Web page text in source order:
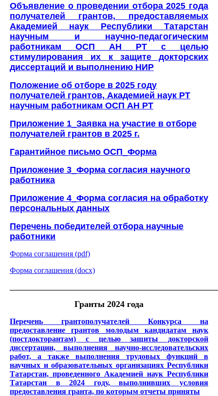
Объявление о проведении отбора 2025 года
получателей грантов, предоставляемых
Академией наук Республики Татарстан
научным и научно-педагогическим
работникам ОСП АН РТ с целью
стимулирования их к защите докторских
диссертаций и выполнению НИР
Положение об отборе в 2025 году
получателей грантов, Академией наук РТ
научным работникам ОСП АН РТ
Приложение 1_Заявка на участие в отборе
получателей грантов в 2025 г.
Гарантийное письмо ОСП_Форма
Приложение 3_Форма согласия научного
работника
Приложение 4_Форма согласия на обработку
персональных данных
Перечень победителей отбора научные
работники
Форма соглашения (pdf)
Форма соглашения (docx)
Гранты 2024 года
Перечень грантополучателей Конкурса на
предоставление грантов молодым кандидатам наук
(постдокторантам) с целью защиты докторской
диссертации, выполнения научно-исследовательских
работ, а также выполнения трудовых функций в
научных и образовательных организациях Республики
Татарстан, проведенного Академией наук Республики
Татарстан в 2024 году, выполнивших условия
предоставления гранта, по которым отчеты приняты